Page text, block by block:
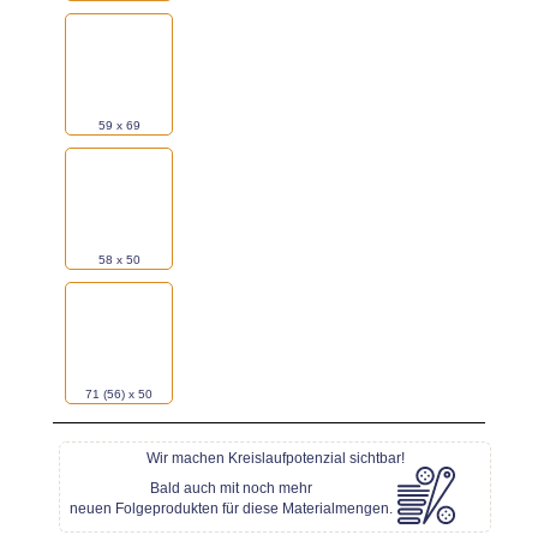
59 x 69
58 x 50
71 (56) x 50
Wir machen Kreislaufpotenzial sichtbar!
Bald auch mit noch mehr
neuen Folgeprodukten für diese Materialmengen.